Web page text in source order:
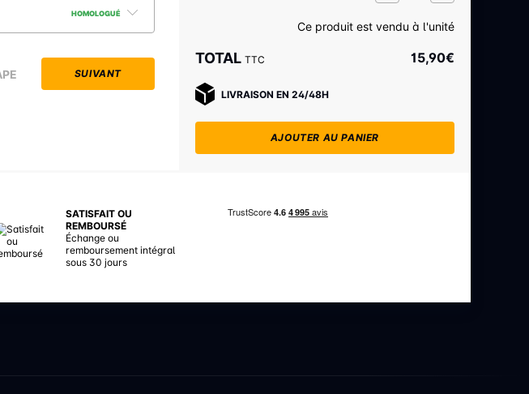
HOMOLOGUÉ
SUIVANT
Ce produit est vendu à l'unité
TOTAL TTC 15,90€
LIVRAISON EN 24/48H
AJOUTER AU PANIER
SATISFAIT OU
REMBOURSÉ
Échange ou
remboursement intégral
sous 30 jours